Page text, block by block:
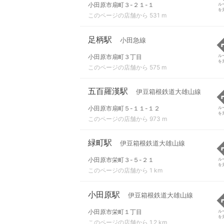
小田原市扇町３-２１-１
このページの店舗から 531 m
ル
を
足柄駅 小田急線
小田原市扇町３丁目
このページの店舗から 575 m
ル
を
五百羅漢駅 伊豆箱根鉄道大雄山線
小田原市扇町５-１１-１２
このページの店舗から 973 m
ル
を
緑町駅 伊豆箱根鉄道大雄山線
小田原市栄町３-５-２１
このページの店舗から 1 km
ル
を
小田原駅 伊豆箱根鉄道大雄山線
小田原市栄町１丁目
このページの店舗から 1.2 km
ル
を